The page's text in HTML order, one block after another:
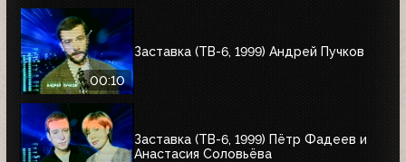
00:10
Заставка (ТВ-6, 1999) Андрей Пучков
Заставка (ТВ-6, 1999) Пётр Фадеев и
Анастасия Соловьёва